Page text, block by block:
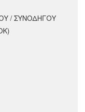
/ ΣΥΝΟΔΗΓΟΥ